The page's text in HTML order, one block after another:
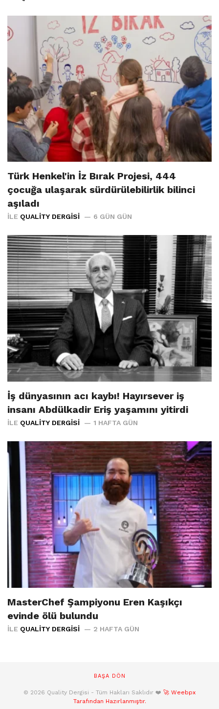
Türk Henkel'in İz Bırak Projesi, 444
çocuğa ulaşarak sürdürülebilirlik bilinci
aşıladı
İLE QUALITY DERGISI 6 GÜN GÜN
İş dünyasının acı kaybı! Hayırsever iş
insanı Abdülkadir Eriş yaşamını yitirdi
İLE QUALITY DERGISI 1 HAFTA GÜN
MasterChef Şampiyonu Eren Kaşıkçı
evinde ölü bulundu
İLE QUALITY DERGISI 2 HAFTA GÜN
BAŞA DÖN
© 2026 Quality Dergisi - Tüm Hakları Saklıdır ❤️ 🚀 Weebpx
Tarafından Hazırlanmıştır.